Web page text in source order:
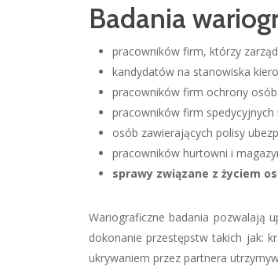
Badania
pracowników firm, którzy
kandydatów na stanowiska
pracowników firm ochrony
pracowników firm spedycyjnych
osób zawierających polisy
pracowników hurtowni i
sprawy związane z życiem
Wariograficzne badania pozwalają
dokonanie przestępstw takich jak:
ukrywaniem przez partnera